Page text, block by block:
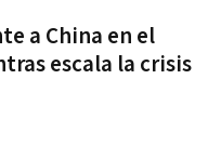
a China en el
escala la crisis